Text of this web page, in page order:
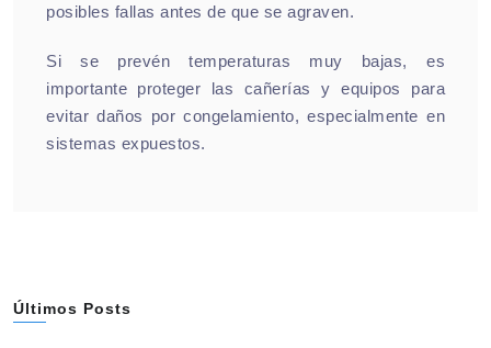
posibles fallas antes de que se agraven.
Si se prevén temperaturas muy bajas, es
importante proteger las cañerías y equipos para
evitar daños por congelamiento, especialmente en
sistemas expuestos.
Últimos Posts